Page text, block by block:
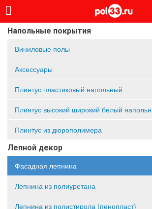
Напольные покрытия
Виниловые полы
Аксессуары
Плинтус пластиковый напольный
Плинтус высокий широкий белый
Плинтус из дюрополимера
Лепной декор
Фасадная лепнина
Лепнина из полиуретана
Лепнина из полистирола (пенопласт)